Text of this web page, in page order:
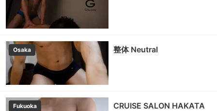
Osaka 整体 Neutral
Fukuoka CRUISE SALON HAKATA